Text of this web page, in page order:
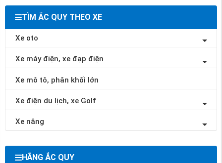
TÌM ẮC QUY THEO XE
Xe oto
Xe máy điện, xe đạp điện
Xe mô tô, phân khối lớn
Xe điện du lịch, xe Golf
Xe nâng
HÃNG ẮC QUY